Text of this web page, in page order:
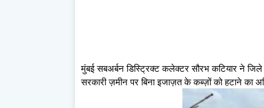
मुंबई सबअर्बन डिस्ट्रिक्ट कलेक्टर सौरभ कटियार ने
सरकारी ज़मीन पर बिना इजाज़त के कब्ज़ों को हटाने का